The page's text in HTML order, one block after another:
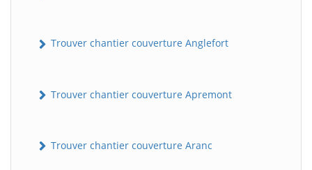
Trouver chantier couverture Anglefort
Trouver chantier couverture Apremont
Trouver chantier couverture Aranc